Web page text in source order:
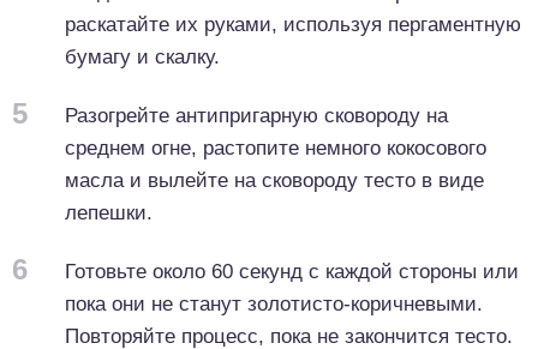
раскатайте их руками, используя пергаментную
бумагу и скалку.
5
Разогрейте антипригарную сковороду на
среднем огне, растопите немного кокосового
масла и вылейте на сковороду тесто в виде
лепешки.
6
Готовьте около 60 секунд с каждой стороны или
пока они не станут золотисто-коричневыми.
Повторяйте процесс, пока не закончится тесто.